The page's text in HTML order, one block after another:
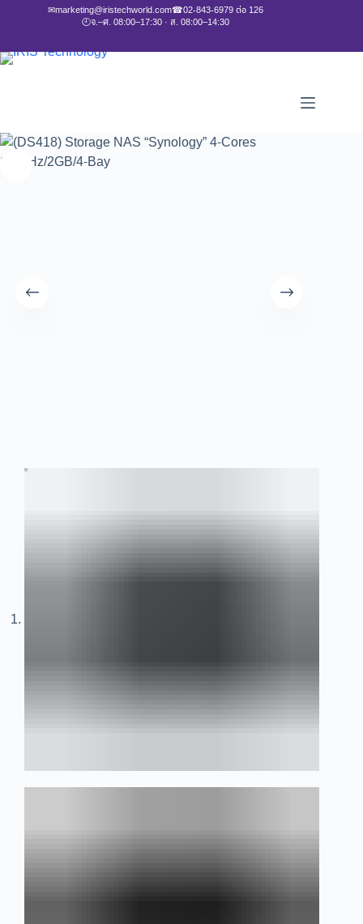
✉marketing@iristechworld.com☎02-843-6979 ต่อ 126
🕘จ.–ศ. 08:00–17:30 · ส. 08:00–14:30